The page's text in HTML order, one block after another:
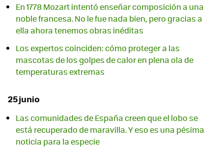
En 1778 Mozart intentó enseñar composición a una
noble francesa. No le fue nada bien, pero gracias a
ella ahora tenemos obras inéditas
Los expertos coinciden: cómo proteger a las
mascotas de los golpes de calor en plena ola de
temperaturas extremas
25 junio
Las comunidades de España creen que el lobo se
está recuperado de maravilla. Y eso es una pésima
noticia para la especie